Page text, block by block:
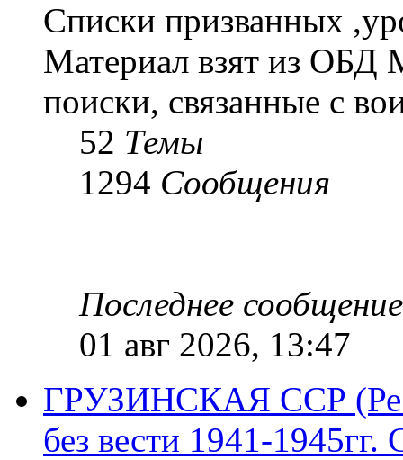
Списки призванных
Материал взят из ОБД
поиски, связанные с
52 Темы
1294 Сообщения
Последнее сообщение
01 авг 2026, 13:47
ГРУЗИНСКАЯ ССР
без вести 1941-